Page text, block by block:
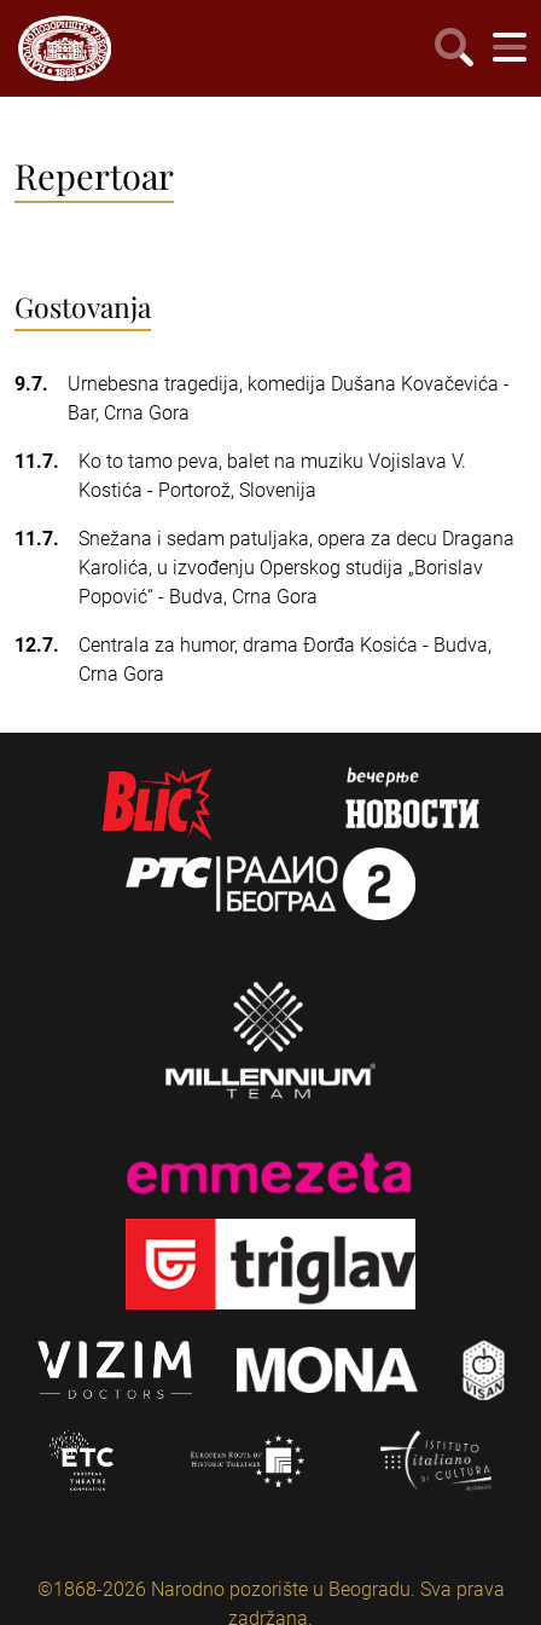
Repertoar
Gostovanja
9.7.
Urnebesna tragedija, komedija Dušana Kovačevića -
Bar, Crna Gora
11.7.
Ko to tamo peva, balet na muziku Vojislava V.
Kostića - Portorož, Slovenija
11.7.
Snežana i sedam patuljaka, opera za decu Dragana
Karolića, u izvođenju Operskog studija „Borislav
Popović“ - Budva, Crna Gora
12.7.
Centrala za humor, drama Đorđa Kosića - Budva,
Crna Gora
©1868-2026 Narodno pozorište u Beogradu. Sva prava
zadržana.